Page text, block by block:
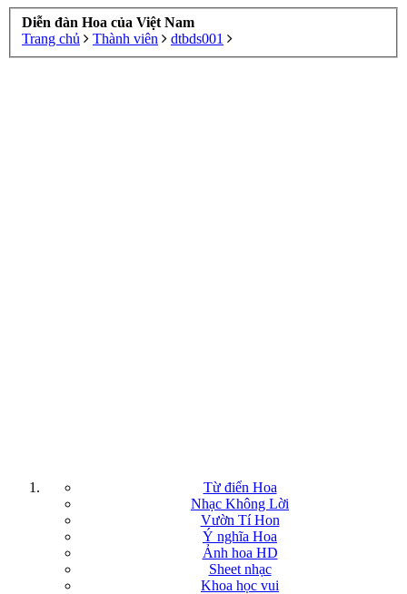
Diễn đàn Hoa của Việt Nam
Trang chủ
Thành viên dtbds001
Từ điển Hoa
Nhạc Không Lời
Vườn Tí Hon
Ý nghĩa Hoa
Ảnh hoa HD
Sheet nhạc
Khoa học vui